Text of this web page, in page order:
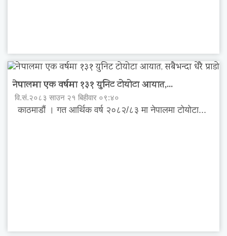
नेपालमा एक वर्षमा १३१ युनिट टोयोटा आयात,...
वि.सं.२०८३ साउन २१ बिहीवार ०९:४०
काठमाडौं । गत आर्थिक वर्ष २०८२/८३ मा नेपालमा टोयोटा...